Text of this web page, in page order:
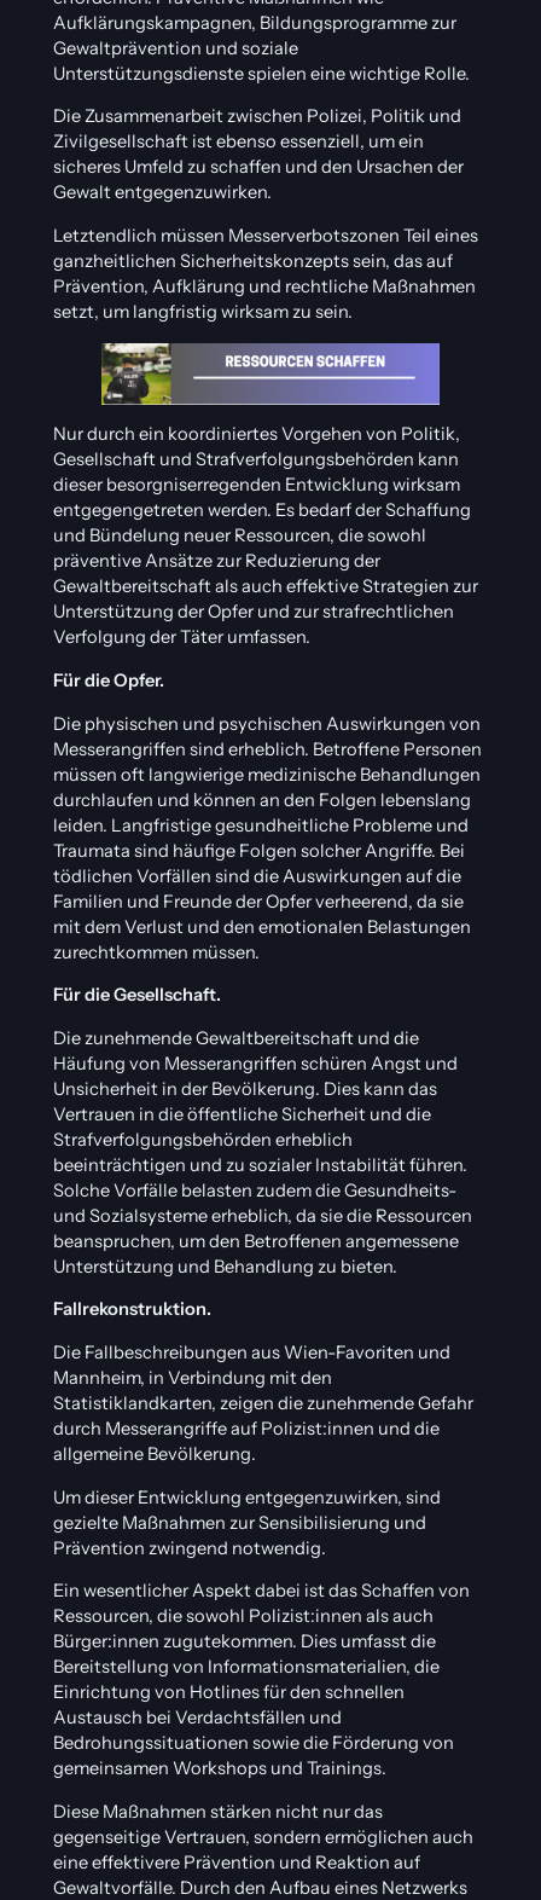
Aufklärungskampagnen, Bildungsprogramme zur
Gewaltprävention und soziale
Unterstützungsdienste spielen eine wichtige Rolle.
Die Zusammenarbeit zwischen Polizei, Politik und
Zivilgesellschaft ist ebenso essenziell, um ein
sicheres Umfeld zu schaffen und den Ursachen der
Gewalt entgegenzuwirken.
Letztendlich müssen Messerverbotszonen Teil eines
ganzheitlichen Sicherheitskonzepts sein, das auf
Prävention, Aufklärung und rechtliche Maßnahmen
setzt, um langfristig wirksam zu sein.
Nur durch ein koordiniertes Vorgehen von Politik,
Gesellschaft und Strafverfolgungsbehörden kann
dieser besorgniserregenden Entwicklung wirksam
entgegengetreten werden. Es bedarf der Schaffung
und Bündelung neuer Ressourcen, die sowohl
präventive Ansätze zur Reduzierung der
Gewaltbereitschaft als auch effektive Strategien zur
Unterstützung der Opfer und zur strafrechtlichen
Verfolgung der Täter umfassen.
Für die Opfer.
Die physischen und psychischen Auswirkungen von
Messerangriffen sind erheblich. Betroffene Personen
müssen oft langwierige medizinische Behandlungen
durchlaufen und können an den Folgen lebenslang
leiden. Langfristige gesundheitliche Probleme und
Traumata sind häufige Folgen solcher Angriffe. Bei
tödlichen Vorfällen sind die Auswirkungen auf die
Familien und Freunde der Opfer verheerend, da sie
mit dem Verlust und den emotionalen Belastungen
zurechtkommen müssen.
Für die Gesellschaft.
Die zunehmende Gewaltbereitschaft und die
Häufung von Messerangriffen schüren Angst und
Unsicherheit in der Bevölkerung. Dies kann das
Vertrauen in die öffentliche Sicherheit und die
Strafverfolgungsbehörden erheblich
beeinträchtigen und zu sozialer Instabilität führen.
Solche Vorfälle belasten zudem die Gesundheits-
und Sozialsysteme erheblich, da sie die Ressourcen
beanspruchen, um den Betroffenen angemessene
Unterstützung und Behandlung zu bieten.
Fallrekonstruktion.
Die Fallbeschreibungen aus Wien-Favoriten und
Mannheim, in Verbindung mit den
Statistiklandkarten, zeigen die zunehmende Gefahr
durch Messerangriffe auf Polizist:innen und die
allgemeine Bevölkerung.
Um dieser Entwicklung entgegenzuwirken, sind
gezielte Maßnahmen zur Sensibilisierung und
Prävention zwingend notwendig.
Ein wesentlicher Aspekt dabei ist das Schaffen von
Ressourcen, die sowohl Polizist:innen als auch
Bürger:innen zugutekommen. Dies umfasst die
Bereitstellung von Informationsmaterialien, die
Einrichtung von Hotlines für den schnellen
Austausch bei Verdachtsfällen und
Bedrohungssituationen sowie die Förderung von
gemeinsamen Workshops und Trainings.
Diese Maßnahmen stärken nicht nur das
gegenseitige Vertrauen, sondern ermöglichen auch
eine effektivere Prävention und Reaktion auf
Gewaltvorfälle. Durch den Aufbau eines Netzwerks